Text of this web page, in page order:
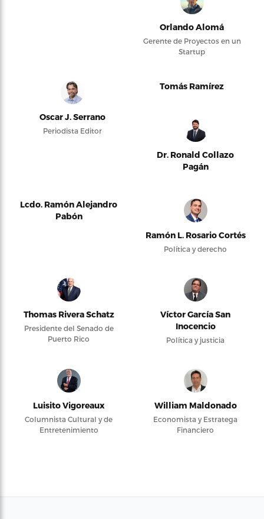
Orlando Alomá
Gerente de Proyectos en un
Startup
Oscar J. Serrano
Periodista Editor
Tomás Ramírez
Dr. Ronald Collazo
Pagán
Lcdo. Ramón Alejandro
Pabón
Ramón L. Rosario Cortés
Política y derecho
Thomas Rivera Schatz
Presidente del Senado de
Puerto Rico
Víctor García San
Inocencio
Política y justicia
Luisito Vigoreaux
Columnista Cultural y de
Entretenimiento
William Maldonado
Economista y Estratega
Financiero